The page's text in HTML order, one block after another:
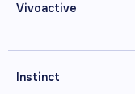
Vivoactive
Instinct